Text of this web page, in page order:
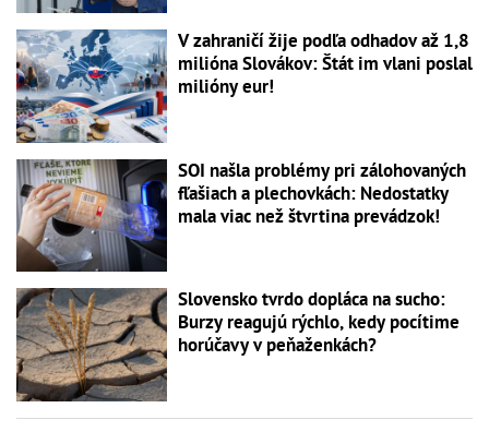
V zahraničí žije podľa odhadov až 1,8
milióna Slovákov: Štát im vlani poslal
milióny eur!
SOI našla problémy pri zálohovaných
fľašiach a plechovkách: Nedostatky
mala viac než štvrtina prevádzok!
Slovensko tvrdo dopláca na sucho:
Burzy reagujú rýchlo, kedy pocítime
horúčavy v peňaženkách?